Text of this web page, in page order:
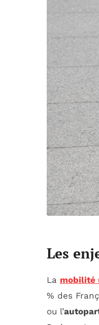
Les
La mobilité
% des
ou l’